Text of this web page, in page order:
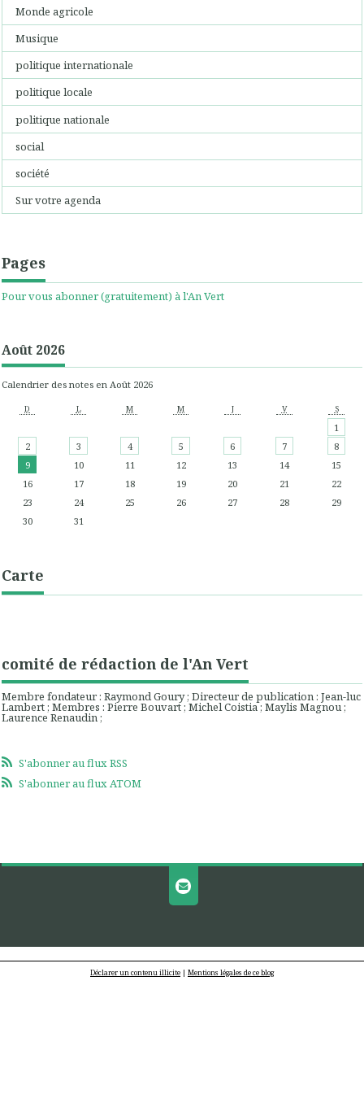
Monde agricole
Musique
politique internationale
politique locale
politique nationale
social
société
Sur votre agenda
Pages
Pour vous abonner (gratuitement) à l'An Vert
Août 2026
Calendrier des notes en Août 2026
D L M M J V S
1
2
3 4 5 6 7
8
9
10 11 12 13 14
15
16
17 18 19 20 21
22
23
24 25 26 27 28
29
30
31
Carte
comité de rédaction de l'An Vert
Membre fondateur : Raymond Goury ; Directeur de publication : Jean-luc
Lambert ; Membres : Pierre Bouvart ; Michel Coistia ; Maylis Magnou ;
Laurence Renaudin ;
S'abonner au flux RSS
S'abonner au flux ATOM
Déclarer un contenu illicite | Mentions légales de ce blog